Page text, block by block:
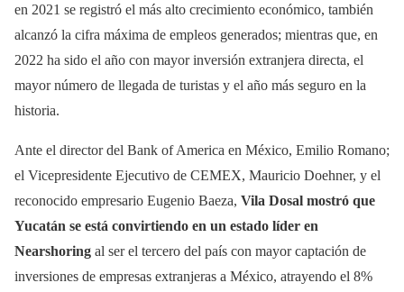
en 2021 se registró el más alto crecimiento económico, también
alcanzó la cifra máxima de empleos generados; mientras que, en
2022 ha sido el año con mayor inversión extranjera directa, el
mayor número de llegada de turistas y el año más seguro en la
historia.
Ante el director del Bank of America en México, Emilio Romano;
el Vicepresidente Ejecutivo de CEMEX, Mauricio Doehner, y el
reconocido empresario Eugenio Baeza, Vila Dosal mostró que
Yucatán se está convirtiendo en un estado líder en
Nearshoring al ser el tercero del país con mayor captación de
inversiones de empresas extranjeras a México, atrayendo el 8%